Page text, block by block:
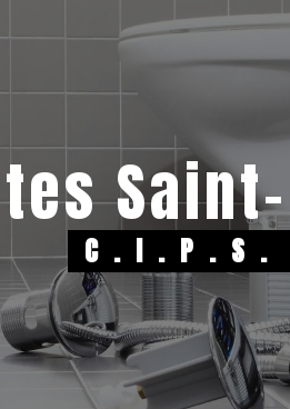
C.I.P.S.